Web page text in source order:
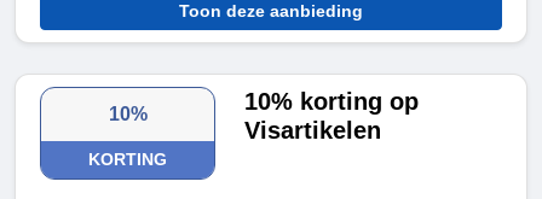
Toon deze aanbieding
10%
KORTING
10% korting op
Visartikelen